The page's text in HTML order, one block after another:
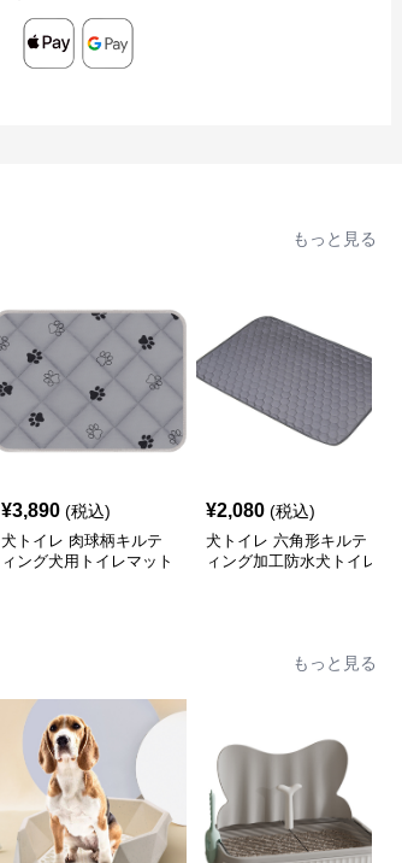
もっと見る
¥3,890 (税込)
犬トイレ 肉球柄キルテ
ィング犬用トイレマット
¥2,080 (税込)
犬トイレ 六角形キルテ
ィング加工防水犬トイレ
もっと見る